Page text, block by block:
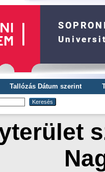
Tallózás Dátum szerint